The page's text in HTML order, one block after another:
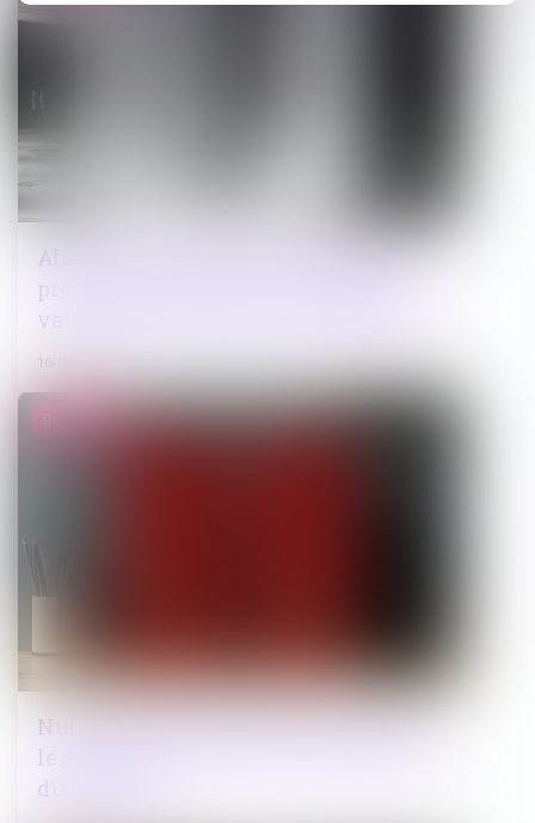
Abandon manifeste d’une parcelle : la
procédure d’expropriation simplifiée
validée par le Conseil constitutionnel
10/06/2026
Nullité du bail commercial conclu sur
le domaine public et droit à indemnité
d’occupation
Droit public